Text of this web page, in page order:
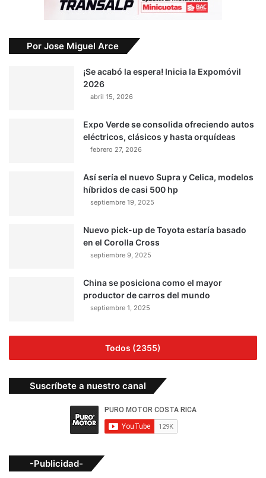
Por Jose Miguel Arce
¡Se acabó la espera! Inicia la Expomóvil
2026
abril 15, 2026
Expo Verde se consolida ofreciendo autos
eléctricos, clásicos y hasta orquídeas
febrero 27, 2026
Así sería el nuevo Supra y Celica, modelos
híbridos de casi 500 hp
septiembre 19, 2025
Nuevo pick-up de Toyota estaría basado
en el Corolla Cross
septiembre 9, 2025
China se posiciona como el mayor
productor de carros del mundo
septiembre 1, 2025
Todos (2355)
Suscríbete a nuestro canal
-Publicidad-